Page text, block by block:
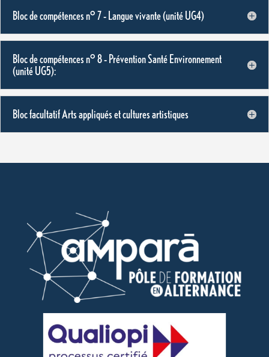
Bloc de compétences n° 7 – Langue vivante (unité UG4)
Bloc de compétences n° 8 – Prévention Santé Environnement
(unité UG5):
Bloc facultatif Arts appliqués et cultures artistiques